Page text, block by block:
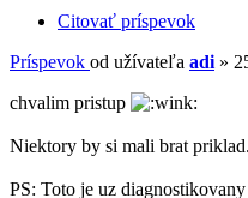
Citovať príspevok
Príspevok od užívateľa adi »
chvalim pristup
Niektory by si mali brat priklad.
PS: Toto je uz